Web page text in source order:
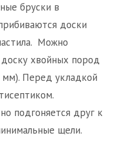
бруски в
доски
Можно
хвойных пород
Перед укладкой
подгоняется друг к
щели.